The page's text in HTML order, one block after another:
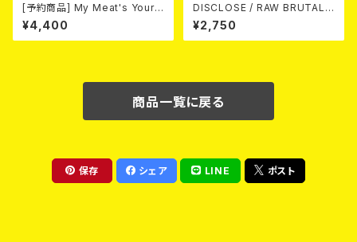
[予約商品] My Meat's Your
Poison -あんたにゃ毒でもオイ
ラにゃ薬- (White) 熊本地震 復
興支援T-shirt 2026年8月末
¥4,400
DISCLOSE / RAW BRUTAL
ASSAULT Vol.3 : DISCOGR
APHY 1999-2002 (2xCD)
¥2,750
商品一覧に戻る
保存 シェア LINE ポスト